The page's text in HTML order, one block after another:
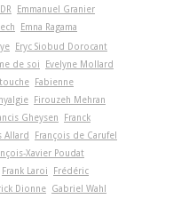
Emmanuel Granier
Emna Ragama
Eryc Siobud Dorocant
de soi
Evelyne Mollard
Fabienne
Firouzeh Mehran
Gheysen
Franck
Allard
François de Carufel
Xavier Poudat
Frank Laroi
Frédéric
Dionne Gabriel Wahl